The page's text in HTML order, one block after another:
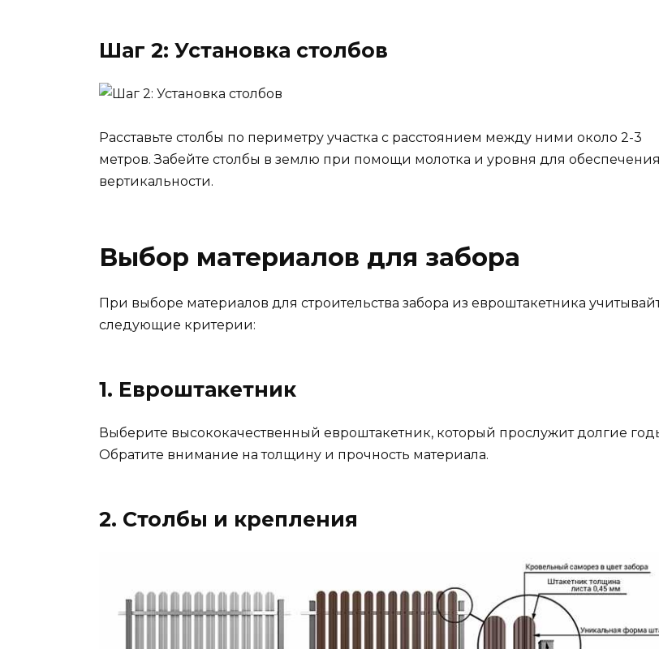
Шаг 2: Установка столбов
Расставьте столбы по периметру участка с расстоянием между ними около 2-3
метров. Забейте столбы в землю при помощи молотка и уровня для обеспечения
вертикальности.
Выбор материалов для забора
При выборе материалов для строительства забора из евроштакетника
следующие критерии:
1. Евроштакетник
Выберите высококачественный евроштакетник, который прослужит долгие
Обратите внимание на толщину и прочность материала.
2. Столбы и крепления